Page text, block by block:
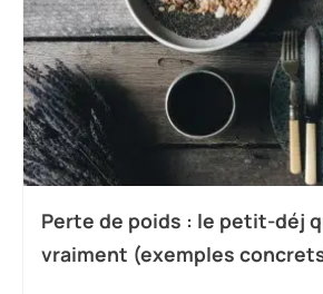
Perte de poids : le petit-déj
vraiment (exemples